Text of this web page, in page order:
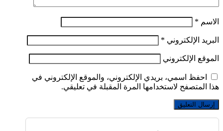
الاسم *
البريد الإلكتروني *
الموقع الإلكتروني
احفظ اسمي، بريدي الإلكتروني، والموقع الإلكتروني في
هذا المتصفح لاستخدامها المرة المقبلة في تعليقي.